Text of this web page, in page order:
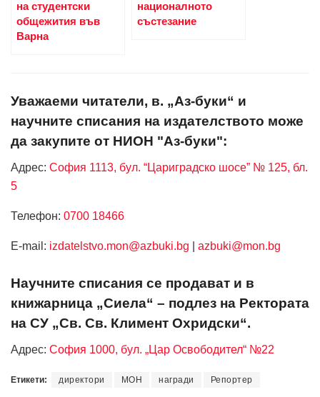
на студентски
общежития във
Варна
националното
състезание
Уважаеми читатели, в. „Аз-буки“ и
научните списания на издателството може
да закупите от НИОН "Аз-буки":
Адрес: София 1113, бул. “Цариградско шосе” № 125, бл.
5
Телефон: 0700 18466
Е-mail: izdatelstvo.mon@azbuki.bg azbuki@mon.bg
Научните списания се продават и в
книжарница „Сиела“ – подлез на Ректората
на СУ „Св. Св. Климент Охридски“.
Адрес: София 1000, бул. „Цар Освободител“ №22
Етикети: директори МОН награди Репортер